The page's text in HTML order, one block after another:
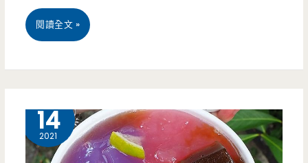
（邀
約）
桃
美
食-
閱讀全文 »
14
2021